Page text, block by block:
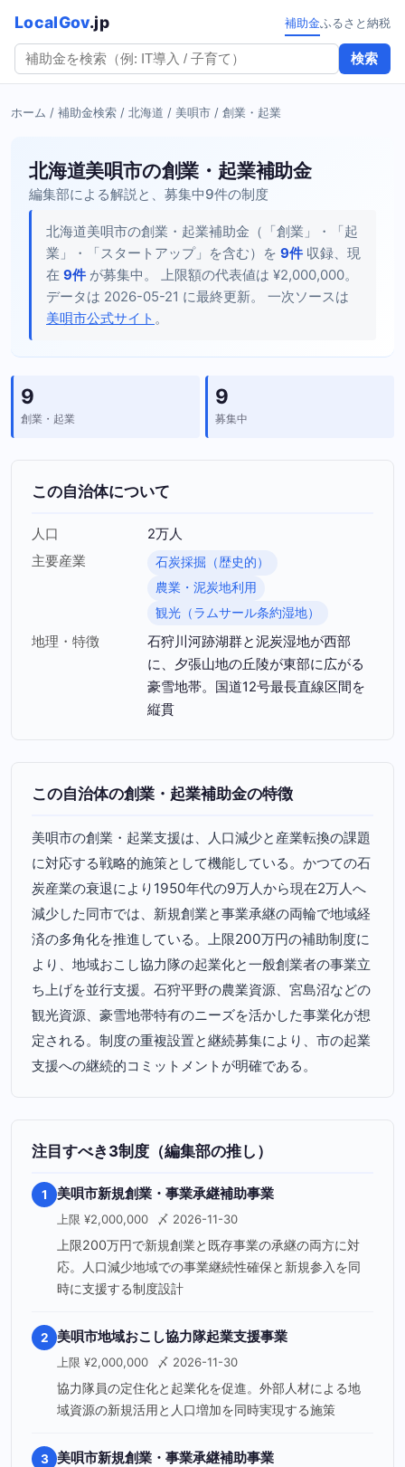
LocalGov.jp
検索
補助金ふるさと納税
ホーム / 補助金検索 / 北海道 / 美唄市 / 創業・起業
北海道美唄市の創業・起業補助金
編集部による解説と、募集中9件の制度
北海道美唄市の創業・起業補助金（「創業」・「起
業」・「スタートアップ」を含む）を 9件 収録、現
在 9件 が募集中。 上限額の代表値は ¥2,000,000。
データは 2026-05-21 に最終更新。 一次ソースは
美唄市公式サイト 。
9
創業・起業
9
募集中
この自治体について
人口
2万人
主要産業
石炭採掘（歴史的）
農業・泥炭地利用
観光（ラムサール条約湿地）
地理・特徴
石狩川河跡湖群と泥炭湿地が西部
に、夕張山地の丘陵が東部に広がる
豪雪地帯。国道12号最長直線区間を
縦貫
この自治体の創業・起業補助金の特徴
美唄市の創業・起業支援は、人口減少と産業転換の課題
に対応する戦略的施策として機能している。かつての石
炭産業の衰退により1950年代の9万人から現在2万人へ
減少した同市では、新規創業と事業承継の両輪で地域経
済の多角化を推進している。上限200万円の補助制度に
より、地域おこし協力隊の起業化と一般創業者の事業立
ち上げを並行支援。石狩平野の農業資源、宮島沼などの
観光資源、豪雪地帯特有のニーズを活かした事業化が想
定される。制度の重複設置と継続募集により、市の起業
支援への継続的コミットメントが明確である。
注目すべき3制度（編集部の推し）
1 美唄市新規創業・事業承継補助事業
上限 ¥2,000,000 〆 2026-11-30
上限200万円で新規創業と既存事業の承継の両方に対
応。人口減少地域での事業継続性確保と新規参入を同
時に支援する制度設計
2 美唄市地域おこし協力隊起業支援事業
上限 ¥2,000,000 〆 2026-11-30
協力隊員の定住化と起業化を促進。外部人材による地
域資源の新規活用と人口増加を同時実現する施策
3 美唄市新規創業・事業承継補助事業